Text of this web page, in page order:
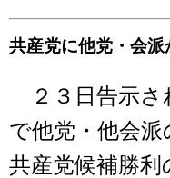
共産党に他党・会派
２３日告示さ
で他党・他会
共産党候補勝利